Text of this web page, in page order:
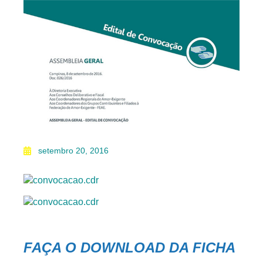
setembro 20, 2016
FAÇA O DOWNLOAD DA FICHA